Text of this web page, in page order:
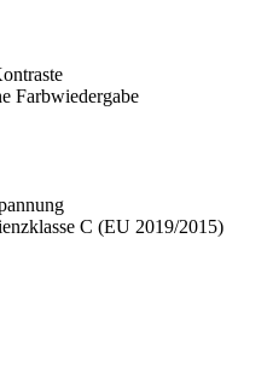
Farbwiedergabe
C (EU 2019/2015)